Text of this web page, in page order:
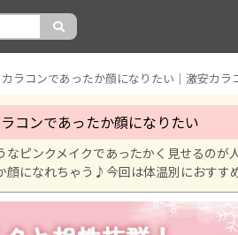
ラコンであったか顔になりたい｜激安カラ
コンであったか顔になりたい
なピンクメイクであったかく見せるのが
顔になれちゃう♪今回は体温別におす